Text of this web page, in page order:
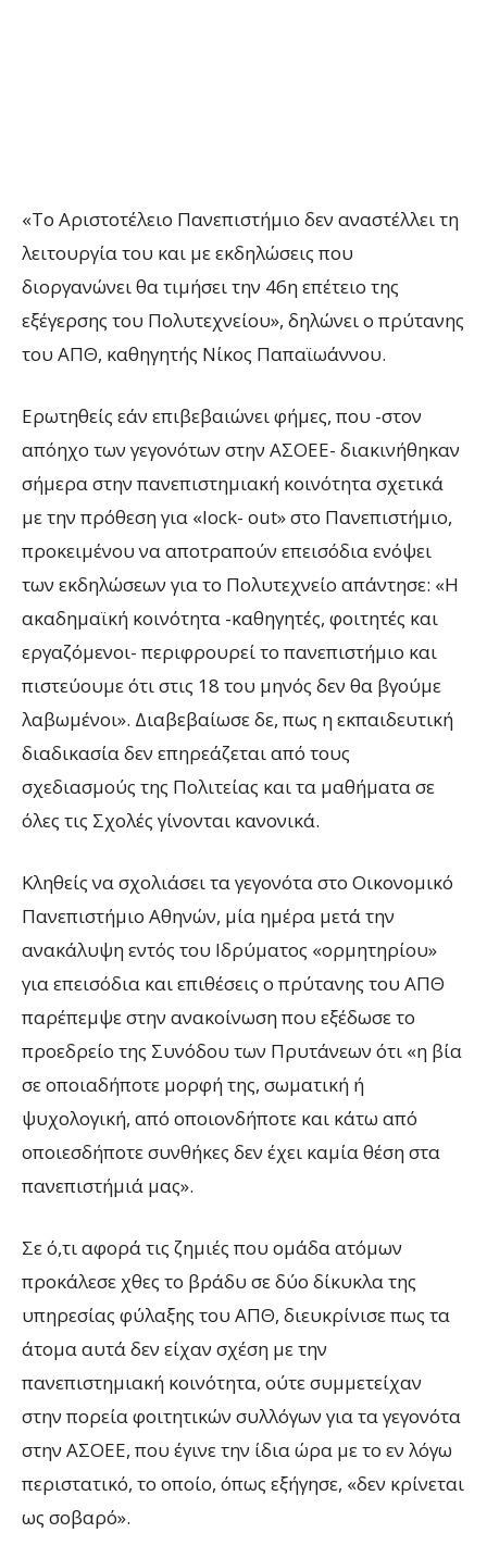
«Το Αριστοτέλειο Πανεπιστήμιο δεν αναστέλλει τη
λειτουργία του και με εκδηλώσεις που
διοργανώνει θα τιμήσει την 46η επέτειο της
εξέγερσης του Πολυτεχνείου», δηλώνει ο πρύτανης
του ΑΠΘ, καθηγητής Νίκος Παπαϊωάννου.
Ερωτηθείς εάν επιβεβαιώνει φήμες, που -στον
απόηχο των γεγονότων στην ΑΣΟΕΕ- διακινήθηκαν
σήμερα στην πανεπιστημιακή κοινότητα σχετικά
με την πρόθεση για «lock- out» στο Πανεπιστήμιο,
προκειμένου να αποτραπούν επεισόδια ενόψει
των εκδηλώσεων για το Πολυτεχνείο απάντησε: «Η
ακαδημαϊκή κοινότητα -καθηγητές, φοιτητές και
εργαζόμενοι- περιφρουρεί το πανεπιστήμιο και
πιστεύουμε ότι στις 18 του μηνός δεν θα βγούμε
λαβωμένοι». Διαβεβαίωσε δε, πως η εκπαιδευτική
διαδικασία δεν επηρεάζεται από τους
σχεδιασμούς της Πολιτείας και τα μαθήματα σε
όλες τις Σχολές γίνονται κανονικά.
Κληθείς να σχολιάσει τα γεγονότα στο Οικονομικό
Πανεπιστήμιο Αθηνών, μία ημέρα μετά την
ανακάλυψη εντός του Ιδρύματος «ορμητηρίου»
για επεισόδια και επιθέσεις ο πρύτανης του ΑΠΘ
παρέπεμψε στην ανακοίνωση που εξέδωσε το
προεδρείο της Συνόδου των Πρυτάνεων ότι «η βία
σε οποιαδήποτε μορφή της, σωματική ή
ψυχολογική, από οποιονδήποτε και κάτω από
οποιεσδήποτε συνθήκες δεν έχει καμία θέση στα
πανεπιστήμιά μας».
Σε ό,τι αφορά τις ζημιές που ομάδα ατόμων
προκάλεσε χθες το βράδυ σε δύο δίκυκλα της
υπηρεσίας φύλαξης του ΑΠΘ, διευκρίνισε πως τα
άτομα αυτά δεν είχαν σχέση με την
πανεπιστημιακή κοινότητα, ούτε συμμετείχαν
στην πορεία φοιτητικών συλλόγων για τα γεγονότα
στην ΑΣΟΕΕ, που έγινε την ίδια ώρα με το εν λόγω
περιστατικό, το οποίο, όπως εξήγησε, «δεν κρίνεται
ως σοβαρό».